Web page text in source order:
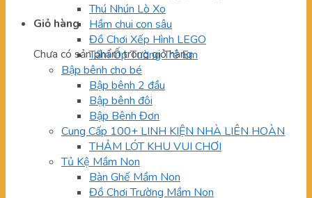
Giỏ hàng
Chưa có sản phẩm trong giỏ hàng.
Thú Nhún Lò Xo
Hầm chui con sâu
Đồ Chơi Xếp Hình LEGO
Tấm Ốp Tường Trẻ Em
Bập bênh cho bé
Bập bênh 2 đầu
Bập bênh đôi
Bập Bênh Đơn
Cung Cấp 100+ LINH KIỆN NHÀ LIÊN HOÀN
THẢM LÓT KHU VUI CHƠI
Tủ Kệ Mầm Non
Bàn Ghế Mầm Non
Đồ Chơi Trường Mầm Non